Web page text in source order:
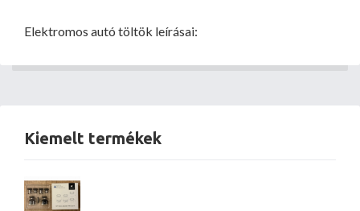
Elektromos autó töltök leírásai:
Kiemelt termékek